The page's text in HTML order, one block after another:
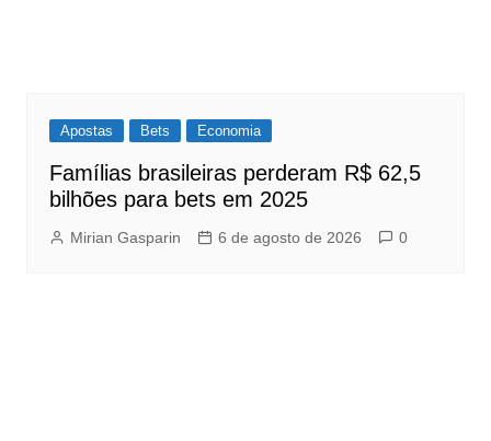
Apostas Bets Economia
Famílias brasileiras perderam R$ 62,5
bilhões para bets em 2025
Mirian Gasparin 6 de agosto de 2026 0